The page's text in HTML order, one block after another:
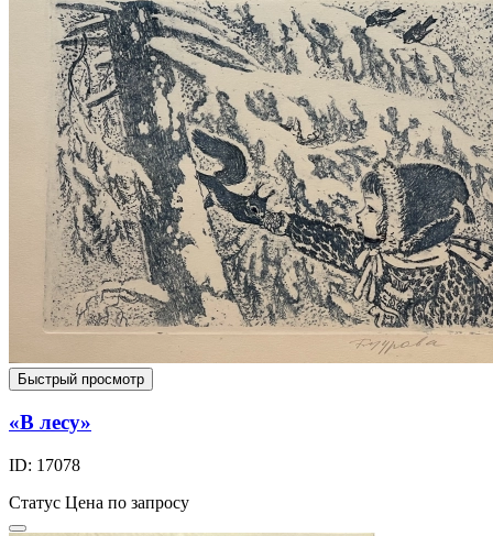
Быстрый просмотр
«В лесу»
ID: 17078
Статус Цена по запросу